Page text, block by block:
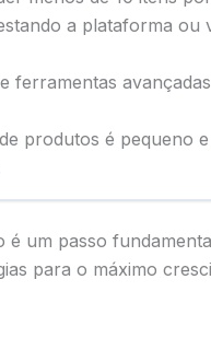
a plataforma ou
ferramentas
produtos é pequeno
é um passo
para o máximo